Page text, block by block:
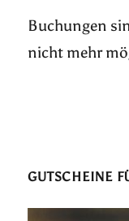
Buchungen
nicht mehr
GUTSCHEINE